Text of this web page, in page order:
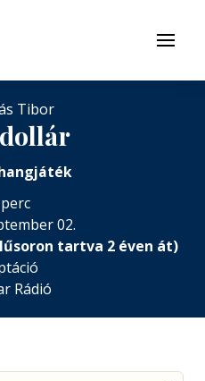
Menü
Tibor
02.
tartva 2 éven át)
Rádió